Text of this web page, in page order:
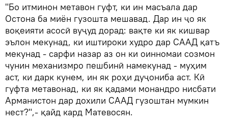
"Бо итминон метавон гуфт, ки ин масъала дар
Остона ба миён гузошта мешавад. Дар ин ҷо як
воқеияти асосӣ вуҷуд дорад: вақте ки як кишвар
эълон мекунад, ки иштироки худро дар СААД қатъ
мекунад - сарфи назар аз он ки оинномаи созмон
чунин механизмро пешбинӣ намекунад - муҳим
аст, ки дарк кунем, ин як роҳи дуҷониба аст. Кӣ
гуфта метавонад, ки як қадами монандро нисбати
Арманистон дар дохили СААД гузоштан мумкин
нест?",- қайд кард Матевосян.